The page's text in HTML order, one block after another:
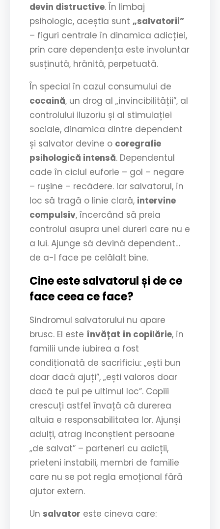
devin distructive. În limbaj
psihologic, aceștia sunt „salvatorii”
– figuri centrale în dinamica adicției,
prin care dependența este involuntar
susținută, hrănită, perpetuată.
În special în cazul consumului de
cocaină, un drog al „invincibilității”, al
controlului iluzoriu și al stimulației
sociale, dinamica dintre dependent
și salvator devine o coregrafie
psihologică intensă. Dependentul
cade în ciclul euforie – gol – negare
– rușine – recădere. Iar salvatorul, în
loc să tragă o linie clară, intervine
compulsiv, încercând să preia
controlul asupra unei dureri care nu e
a lui. Ajunge să devină dependent…
de a-l face pe celălalt bine.
Cine este salvatorul și de ce
face ceea ce face?
Sindromul salvatorului nu apare
brusc. El este învățat în copilărie, în
familii unde iubirea a fost
condiționată de sacrificiu: „ești bun
doar dacă ajuți”, „ești valoros doar
dacă te pui pe ultimul loc”. Copiii
crescuți astfel învață că durerea
altuia e responsabilitatea lor. Ajunși
adulți, atrag inconștient persoane
„de salvat” – parteneri cu adicții,
prieteni instabili, membri de familie
care nu se pot regla emoțional fără
ajutor extern.
Un salvator este cineva care: